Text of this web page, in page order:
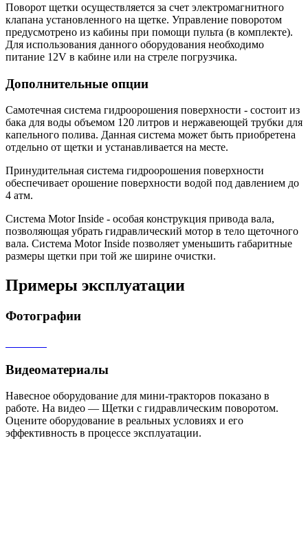
Поворот щетки осуществляется за счет электромагнитного
клапана установленного на щетке. Управление поворотом
предусмотрено из кабины при помощи пульта (в комплекте).
Для использования данного оборудования необходимо
питание 12V в кабине или на стреле погрузчика.
Дополнительные опции
Самотечная система гидроорошения поверхности - состоит из
бака для воды объемом 120 литров и нержавеющей трубки для
капельного полива. Данная система может быть приобретена
отдельно от щетки и устанавливается на месте.
Принудительная система гидроорошения поверхности
обеспечивает орошение поверхности водой под давлением до
4 атм.
Система Motor Inside - особая конструкция привода вала,
позволяющая убрать гидравлический мотор в тело щеточного
вала. Система Motor Inside позволяет уменьшить габаритные
размеры щетки при той же ширине очистки.
Примеры эксплуатации
Фотографии
Видеоматериалы
Навесное оборудование для мини-тракторов показано в
работе. На видео — Щетки с гидравлическим поворотом.
Оцените оборудование в реальных условиях и его
эффективность в процессе эксплуатации.